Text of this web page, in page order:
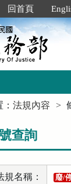
回首頁
：法規內容
查詢
規名稱： 廢/